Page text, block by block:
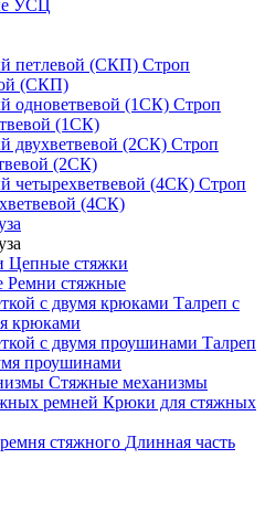
УСЦ
Строп
(СКП)
Строп
(1СК)
Строп
(2СК)
Строп
(4СК)
Цепные стяжки
Ремни стяжные
Талреп с
крюками
Талреп
проушинами
Стяжные механизмы
Крюки для стяжных
Длинная часть